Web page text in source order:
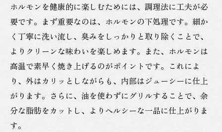
ホルモンを健康的に楽しむためには、調理法に工夫が必
要です。まず重要なのは、ホルモンの下処理です。細か
く丁寧に洗い流し、臭みをしっかりと取り除くことで、
よりクリーンな味わいを楽しめます。また、ホルモンは
高温で素早く焼き上げるのがポイントです。これによ
り、外はカリッとしながらも、内部はジューシーに仕上
がります。さらに、油を使わずにグリルすることで、余
分な脂肪をカットし、よりヘルシーな一品に仕上がりま
す。